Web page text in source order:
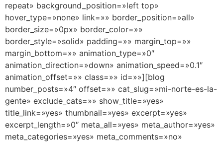
repeat» background_position=»left top»
hover_type=»none» link=»» border_position=»all»
border_size=»0px» border_color=»»
border_style=»solid» padding=»» margin_top=»»
margin_bottom=»» animation_type=»0″
animation_direction=»down» animation_speed=»0.1″
animation_offset=»» class=»» id=»»][blog
number_posts=»4″ offset=»» cat_slug=»mi-norte-es-la-
gente» exclude_cats=»» show_title=»yes»
title_link=»yes» thumbnail=»yes» excerpt=»yes»
excerpt_length=»0″ meta_all=»yes» meta_author=»yes»
meta_categories=»yes» meta_comments=»no»